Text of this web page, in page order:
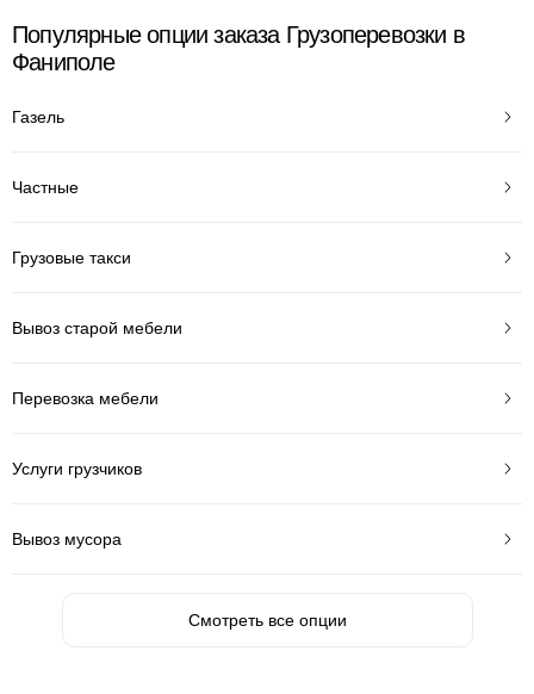
Популярные опции заказа Грузоперевозки в
Фаниполе
Газель
Частные
Грузовые такси
Вывоз старой мебели
Перевозка мебели
Услуги грузчиков
Вывоз мусора
Смотреть все опции